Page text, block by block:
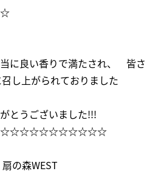
☆
に良い香りで満たされ、 皆さ
し上がられておりました
とうございました!!!
の森WEST